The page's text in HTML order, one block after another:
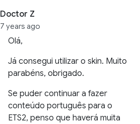
Doctor Z
7 years ago
Olá,
Já consegui utilizar o skin. Muito
parabéns, obrigado.
Se puder continuar a fazer
conteúdo português para o
ETS2, penso que haverá muita